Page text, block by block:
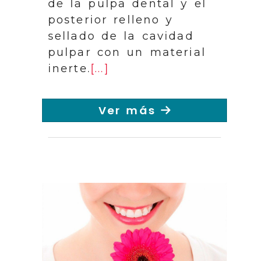
de la pulpa dental y el
posterior relleno y
sellado de la cavidad
pulpar con un material
inerte.[...]
Ver más